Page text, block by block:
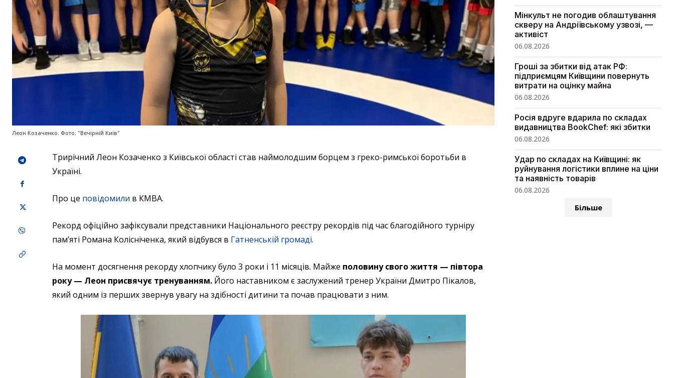
Леон Козаченко. Фото: "Вечірній Київ"
Трирічний Леон Козаченко з Київської області став наймолодшим борцем з греко-римської боротьби в
Україні.
Про це повідомили в КМВА.
Рекорд офіційно зафіксували представники Національного реєстру рекордів під час благодійного турніру
пам’яті Романа Колісніченка, який відбувся в Гатненській громаді.
На момент досягнення рекорду хлопчику було 3 роки і 11 місяців. Майже половину свого життя — півтора
року — Леон присвячує тренуванням. Його наставником є заслужений тренер України Дмитро Пікалов,
який одним із перших звернув увагу на здібності дитини та почав працювати з ним.
Мінкульт не погодив облаштування
скверу на Андріївському узвозі, —
активіст
06.08.2026
Гроші за збитки від атак РФ:
підприємцям Київщини повернуть
витрати на оцінку майна
06.08.2026
Росія вдруге вдарила по складах
видавництва BookChef: які збитки
06.08.2026
Удар по складах на Київщині: як
руйнування логістики вплине на ціни
та наявність товарів
06.08.2026
Більше